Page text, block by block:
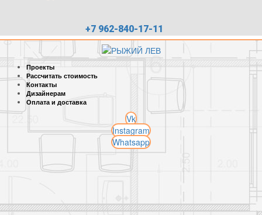
+7 962-840-17-11
Проекты
Рассчитать стоимость
Контакты
Дизайнерам
Оплата и доставка
Vk
Instagram
Whatsapp